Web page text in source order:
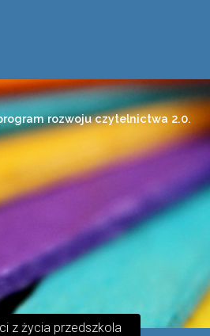
rozwoju czytelnictwa 2.0.
z życia przedszkola